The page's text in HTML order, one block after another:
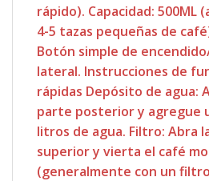
rápido). Capacidad: 500ML
4-5 tazas pequeñas de
Botón simple de
lateral. Instrucciones de
rápidas Depósito de agua:
parte posterior y agregue
litros de agua. Filtro: Abra
superior y vierta el café
(generalmente con un